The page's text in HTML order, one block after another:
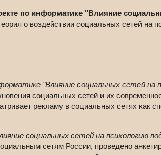
по информатике "Влияние
о воздействии социальных сетей на
"Влияние социальных сетей на
социальных сетей и их
рекламу в социальных сетях как
социальных сетей на психологию
сетям России, проведено